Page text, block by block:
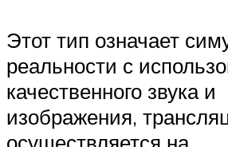
Этот тип означает
реальности с
качественного звука и
изображения,